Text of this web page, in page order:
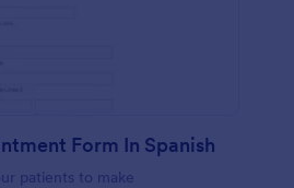
Form In Spanish
patients to make